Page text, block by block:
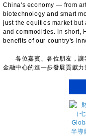
China's economy — from
biotechnology and smart
just the equities market but
and commodities. In short,
benefits of our country's
各位嘉賓、各位朋友，讓
金融中心的進一步發展貢獻力